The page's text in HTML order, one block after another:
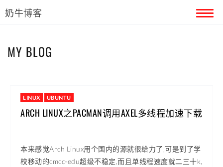
奶牛博客
MY BLOG
LINUX UBUNTU
ARCH LINUX之PACMAN调用AXEL多线程加速下载
本来感觉Arch Linux用个国内的源就很给力了,可是到了学
校移动的cmcc-edu超级不稳定,而且单线程速度就二三十k,